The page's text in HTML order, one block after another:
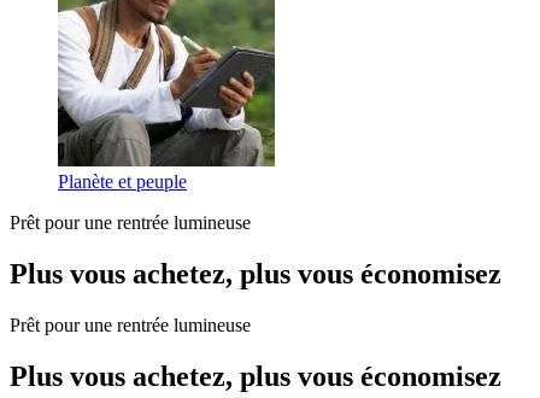
Planète et peuple
Prêt pour une rentrée lumineuse
Plus vous achetez, plus vous économisez
Prêt pour une rentrée lumineuse
Plus vous achetez, plus vous économisez